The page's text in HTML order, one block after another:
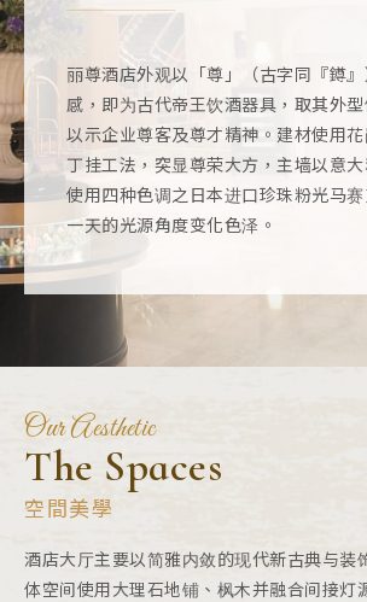
丽尊酒店外观以「尊」（古字同『鐏
感，即为古代帝王饮酒器具，取其外型
以示企业尊客及尊才精神。建材使用
丁挂工法，突显尊荣大方，主墙以意大
使用四种色调之日本进口珍珠粉光马
一天的光源角度变化色泽。
Our Aesthetic
The Spaces
空間美學
酒店大厅主要以简雅内敛的现代新古典与装
体空间使用大理石地铺、枫木并融合间接灯